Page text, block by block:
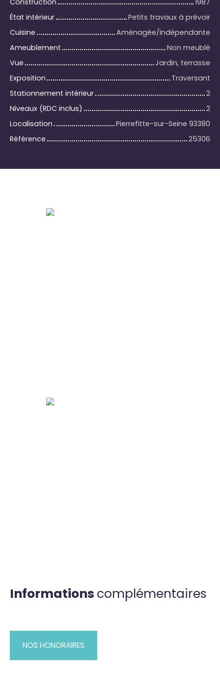
État intérieur
Petits travaux à prévoir
Cuisine
Aménagée/Indépendante
Ameublement
Non meublé
Vue
Jardin, terrasse
Exposition
Traversant
Stationnement intérieur
2
Niveaux (RDC inclus)
2
Localisation
Pierrefitte-sur-Seine 93380
Référence
25306
Informations complémentaires
NOS HONORAIRES